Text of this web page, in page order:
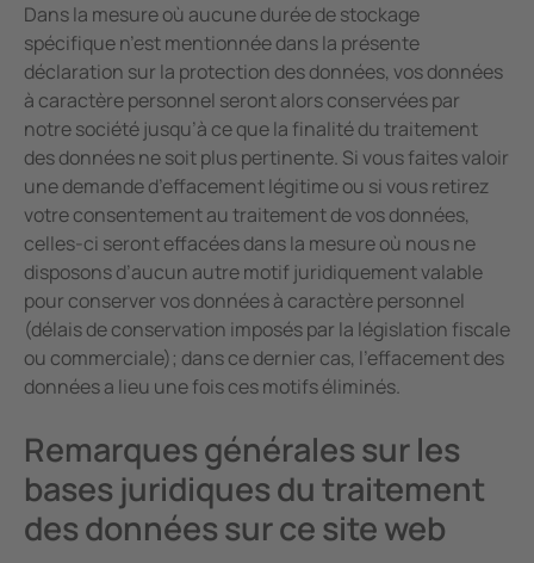
Dans la mesure où aucune durée de stockage
spécifique n’est mentionnée dans la présente
déclaration sur la protection des données, vos données
à caractère personnel seront alors conservées par
notre société jusqu’à ce que la finalité du traitement
des données ne soit plus pertinente. Si vous faites valoir
une demande d’effacement légitime ou si vous retirez
votre consentement au traitement de vos données,
celles-ci seront effacées dans la mesure où nous ne
disposons d’aucun autre motif juridiquement valable
pour conserver vos données à caractère personnel
(délais de conservation imposés par la législation fiscale
ou commerciale); dans ce dernier cas, l’effacement des
données a lieu une fois ces motifs éliminés.
Remarques générales sur les
bases juridiques du traitement
des données sur ce site web